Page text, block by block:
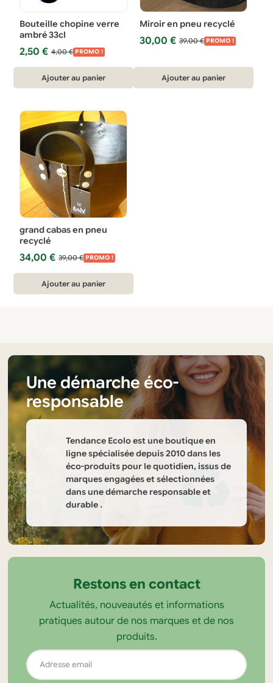
Bouteille chopine verre
ambré 33cl
4,00€
Le
initial
était :
2,50€
Le
actuel
est :
PROMO !
Ajouter au panier
Miroir en pneu recyclé
39,00€
Le
était :
39,00 €.
30,00 €
Le
30,00 €.
PROMO !
Ajouter au panier
grand cabas en pneu
recyclé
39,00€
Le
initial
était :
34,00€
Le
actuel
est :
PROMO !
Ajouter au panier
Informations
sur
boutique
Tendance
Une démarche éco-
responsable
Tendance Ecolo est une boutique en
ligne spécialisée depuis 2010 dans les
éco-produits pour le quotidien, issus de
marques engagées et sélectionnées
dans une démarche responsable et
durable .
Restons en contact
Actualités, nouveautés et informations
pratiques autour de nos marques et de nos
produits.
Adresse
email